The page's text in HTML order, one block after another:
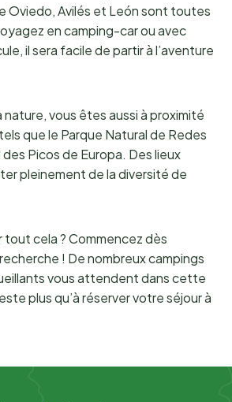
Oviedo, Avilés et León sont toutes
en camping-car ou avec
il sera facile de partir à l’aventure
nature, vous êtes aussi à proximité
que le Parque Natural de Redes
Picos de Europa. Des lieux
pleinement de la diversité de
tout cela ? Commencez dès
! De nombreux campings
vous attendent dans cette
plus qu’à réserver votre séjour à